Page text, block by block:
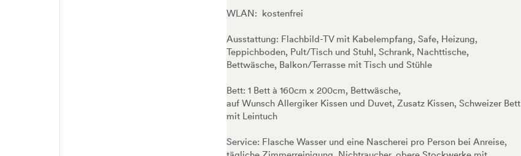
WLAN: kostenfrei
Ausstattung: Flachbild-TV mit Kabelempfang, Safe, Heizung,
Teppichboden, Pult/Tisch und Stuhl, Schrank, Nachttische,
Bettwäsche, Balkon/Terrasse mit Tisch und Stühle
Bett: 1 Bett à 160cm x 200cm, Bettwäsche,
auf Wunsch Allergiker Kissen und Duvet, Zusatz Kissen, Schweizer Bett
mit Leintuch
Service: Flasche Wasser und eine Nascherei pro Person bei Anreise,